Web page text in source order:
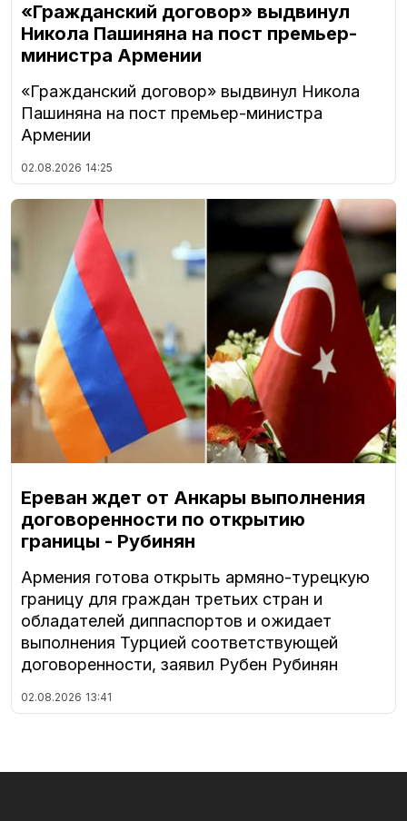
«Гражданский договор» выдвинул
Никола Пашиняна на пост премьер-
министра Армении
«Гражданский договор» выдвинул Никола
Пашиняна на пост премьер-министра
Армении
02.08.2026 14:25
Ереван ждет от Анкары выполнения
договоренности по открытию
границы - Рубинян
Армения готова открыть армяно-турецкую
границу для граждан третьих стран и
обладателей диппаспортов и ожидает
выполнения Турцией соответствующей
договоренности, заявил Рубен Рубинян
02.08.2026 13:41